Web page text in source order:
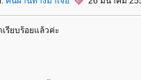
รียบร้อยแล้วค่ะ